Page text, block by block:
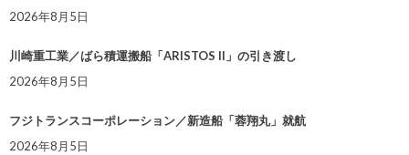
2026年8月5日
川崎重工業／ばら積運搬船「ARISTOS II」の引き渡し
2026年8月5日
フジトランスコーポレーション／新造船「蓉翔丸」就航
2026年8月5日